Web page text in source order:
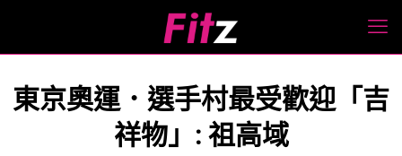
東京奧運．選手村最受歡迎「吉
祥物」: 祖高域